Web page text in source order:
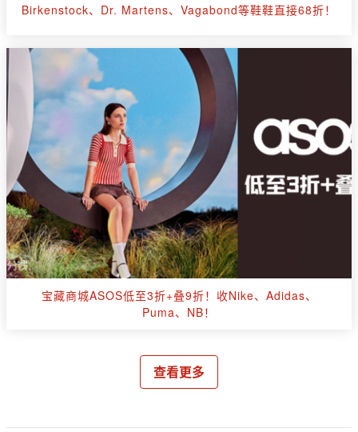
Birkenstock、Dr. Martens、Vagabond等鞋鞋直接68折！
宝藏商城ASOS低至3折+叠9折！收Nike、Adidas、
Puma、NB！
查看更多